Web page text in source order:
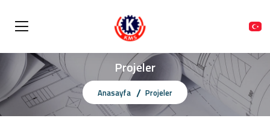
Projeler
Anasayfa Projeler